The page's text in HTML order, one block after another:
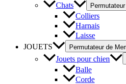
Chats
Colliers
Harnais
Laisse
JOUETS
Permutateur de
Jouets pour chien
Balle
Corde